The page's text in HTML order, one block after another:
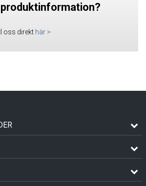
oss direkt här >